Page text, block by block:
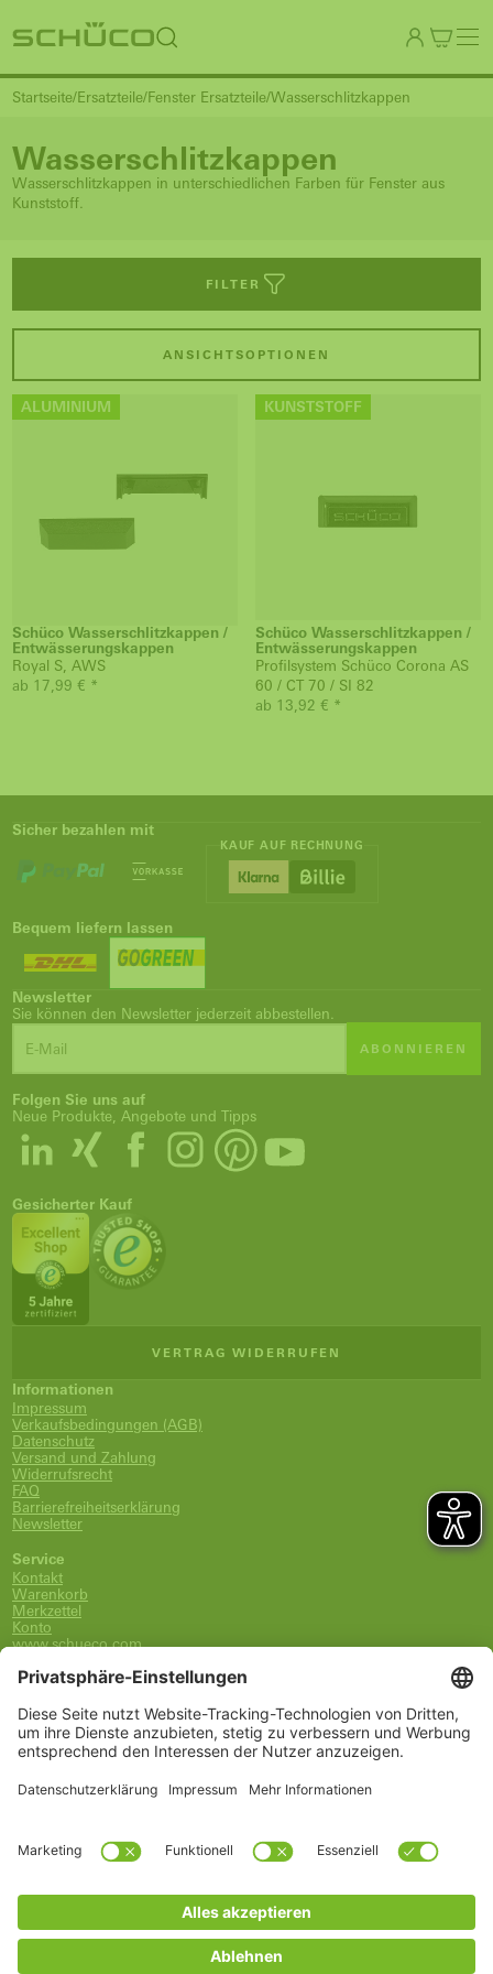
Startseite Ersatzteile Fenster Ersatzteile Wasserschlitzkappen
Wasserschlitzkappen
Wasserschlitzkappen in unterschiedlichen Farben für Fenster aus
Kunststoff.
FILTER
ANSICHTSOPTIONEN
ALUMINIUM
Schüco Wasserschlitzkappen /
Entwässerungskappen
Royal S, AWS
ab 17,99 € *
KUNSTSTOFF
Schüco Wasserschlitzkappen /
Entwässerungskappen
Profilsystem Schüco Corona AS
60 / CT 70 / SI 82
ab 13,92 € *
Sicher bezahlen mit
KAUF AUF RECHNUNG
Bequem liefern lassen
Newsletter
Sie können den Newsletter jederzeit abbestellen.
ABONNIEREN
Folgen Sie uns auf
Neue Produkte, Angebote und Tipps
Gesicherter Kauf
VERTRAG WIDERRUFEN
Informationen
Impressum
Verkaufsbedingungen (AGB)
Datenschutz
Versand und Zahlung
Widerrufsrecht
FAQ
Barrierefreiheitserklärung
Newsletter
Service
Kontakt
Warenkorb
Merkzettel
Konto
www.schueco.com
0800-400-4007
kostenlos aus dem dt. Festnetz
Unsere Marken
Alle Marken
Schüco International KG
Kategorien
Griffe
Wartung, Pflege und Lüftung
Einbruchschutz
FSB Griffe